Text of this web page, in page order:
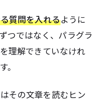
質問を入れるように
つではなく、パラグラ
理解できていなけれ
。
その文章を読むヒン